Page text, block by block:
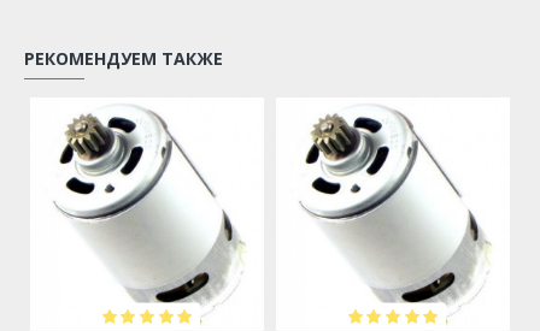
РЕКОМЕНДУЕМ ТАКЖЕ